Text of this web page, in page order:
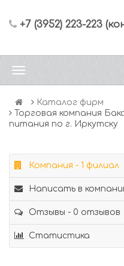
+7 (3952) 223-223
Каталог фирм
Торговая компания
питания по г. Иркутску
Компания - 1 филиал
Написать в
Отзывы - 0 отзывов
Статистика